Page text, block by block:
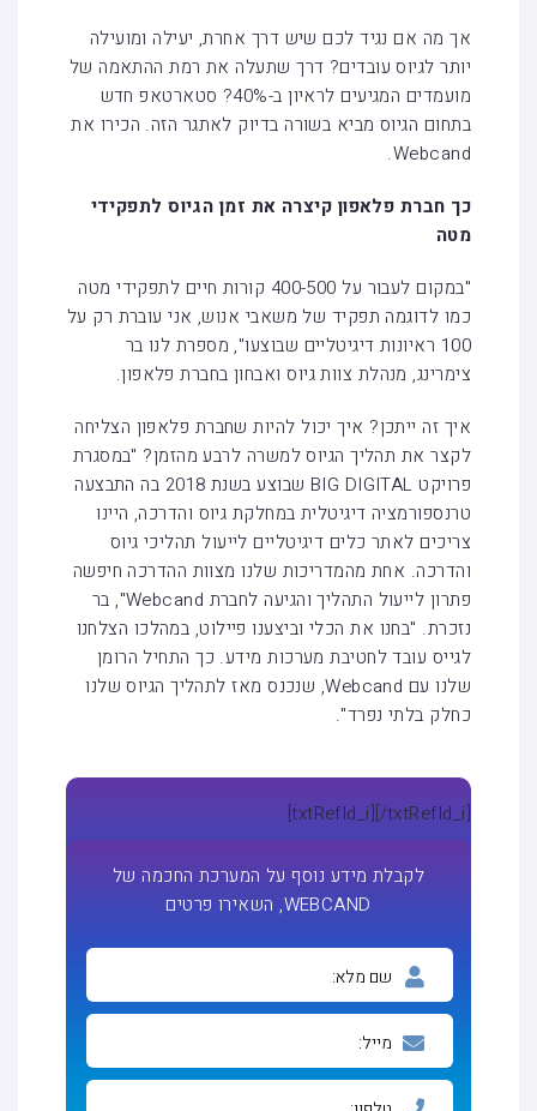
אך מה אם נגיד לכם שיש דרך אחרת, יעילה ומועילה
יותר לגיוס עובדים? דרך שתעלה את רמת ההתאמה של
מועמדים המגיעים לראיון ב-40%? סטארטאפ חדש
בתחום הגיוס מביא בשורה בדיוק לאתגר הזה. הכירו את
Webcand.
כך חברת פלאפון קיצרה את זמן הגיוס לתפקידי
מטה
"במקום לעבור על 400-500 קורות חיים לתפקידי מטה
כמו לדוגמה תפקיד של משאבי אנוש, אני עוברת רק על
100 ראיונות דיגיטליים שבוצעו", מספרת לנו בר
צימרינג, מנהלת צוות גיוס ואבחון בחברת פלאפון.
איך זה ייתכן? איך יכול להיות שחברת פלאפון הצליחה
לקצר את תהליך הגיוס למשרה לרבע מהזמן? "במסגרת
פרויקט BIG DIGITAL שבוצע בשנת 2018 בה התבצעה
טרנספורמציה דיגיטלית במחלקת גיוס והדרכה, היינו
צריכים לאתר כלים דיגיטליים לייעול תהליכי גיוס
והדרכה. אחת מהמדריכות שלנו מצוות ההדרכה חיפשה
פתרון לייעול התהליך והגיעה לחברת Webcand", בר
נזכרת. "בחנו את הכלי וביצענו פיילוט, במהלכו הצלחנו
לגייס עובד לחטיבת מערכות מידע. כך התחיל הרומן
שלנו עם Webcand, שנכנס מאז לתהליך הגיוס שלנו
כחלק בלתי נפרד".
[txtRefId_i][/txtRefId_i]
לקבלת מידע נוסף על המערכת החכמה של
WEBCAND, השאירו פרטים